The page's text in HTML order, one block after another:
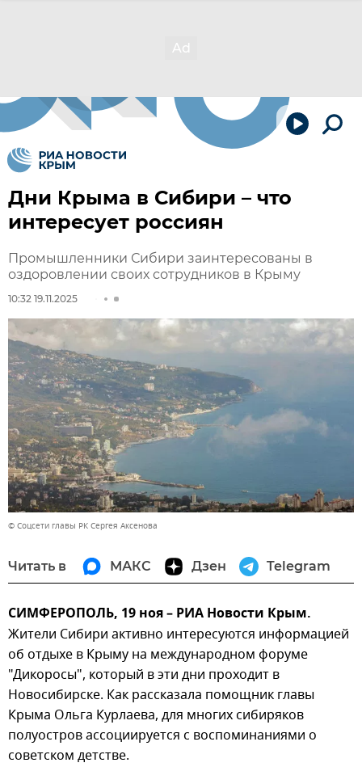
Дни Крыма в Сибири – что
интересует россиян
Промышленники Сибири заинтересованы в
оздоровлении своих сотрудников в Крыму
10:32 19.11.2025
© Соцсети главы РК Сергея Аксенова
Читать в МАКС Дзен Telegram
СИМФЕРОПОЛЬ, 19 ноя – РИА Новости Крым.
Жители Сибири активно интересуются информацией
об отдыхе в Крыму на международном форуме
"Дикоросы", который в эти дни проходит в
Новосибирске. Как рассказала помощник главы
Крыма Ольга Курлаева, для многих сибиряков
полуостров ассоциируется с воспоминаниями о
советском детстве.